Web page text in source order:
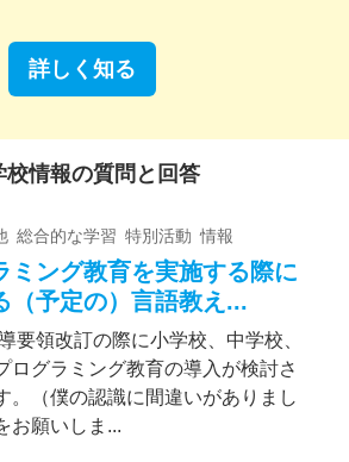
詳しく知る
校情報の質問と回答
総合的な学習 特別活動 情報
ミング教育を実施する際に
（予定の）言語教え...
要領改訂の際に小学校、中学校、
ログラミング教育の導入が検討さ
。（僕の認識に間違いがありまし
お願いしま...